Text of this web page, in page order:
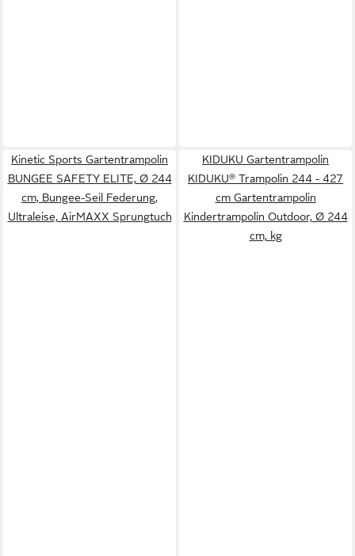
Kinetic Sports Gartentrampolin
BUNGEE SAFETY ELITE, Ø 244
cm, Bungee-Seil Federung,
Ultraleise, AirMAXX Sprungtuch
KIDUKU Gartentrampolin
KIDUKU® Trampolin 244 - 427
cm Gartentrampolin
Kindertrampolin Outdoor, Ø 244
cm, kg